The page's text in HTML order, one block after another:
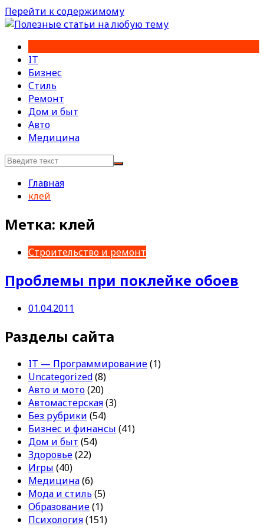
Перейти к содержимому
IT
Бизнес
Стиль
Ремонт
Дом и быт
Авто
Медицина
Главная
клей
Метка: клей
Строительство и ремонт
Проблемы при поклейке обоев
01.04.2011
Разделы сайта
IT — Программирование(1)
Uncategorized(8)
Авто и мото(20)
Автомастерская(3)
Без рубрики (54)
Бизнес и финансы (41)
Дом и быт (54)
Здоровье(22)
Игры (40)
Медицина(6)
Мода и стиль (5)
Образование(1)
Психология(151)